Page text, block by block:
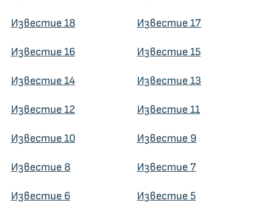
Известие 18 Известие 17
Известие 16 Известие 15
Известие 14 Известие 13
Известие 12 Известие 11
Известие 10 Известие 9
Известие 8 Известие 7
Известие 6 Известие 5